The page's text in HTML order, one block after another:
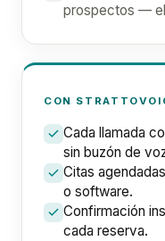
prospectos — el
CON
Cada llamada
sin buzón de
Citas
o software.
Confirmación
cada reserva.